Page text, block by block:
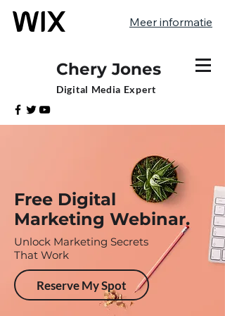
Meer informatie